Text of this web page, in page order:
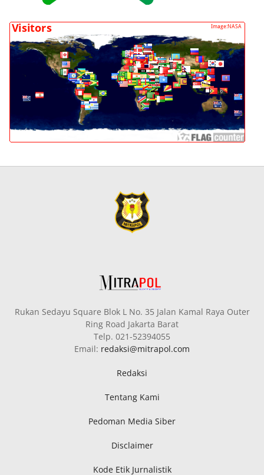
Rukan Sedayu Square Blok L No. 35 Jalan Kamal Raya Outer
Ring Road Jakarta Barat
Telp. 021-52394055
Email: redaksi@mitrapol.com
Redaksi
Tentang Kami
Pedoman Media Siber
Disclaimer
Kode Etik Jurnalistik